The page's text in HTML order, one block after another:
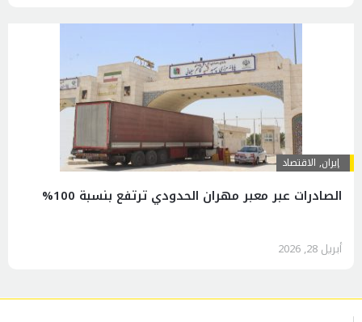
إيران, الاقتصاد
الصادرات عبر معبر مهران الحدودي ترتفع بنسبة 100%
أبريل 28, 2026